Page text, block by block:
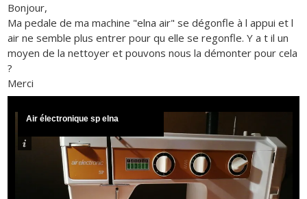
Bonjour,
Ma pedale de ma machine "elna air" se dégonfle à l appui et l
air ne semble plus entrer pour qu elle se regonfle. Y a t il un
moyen de la nettoyer et pouvons nous la démonter pour cela
?
Merci
Air électronique sp elna